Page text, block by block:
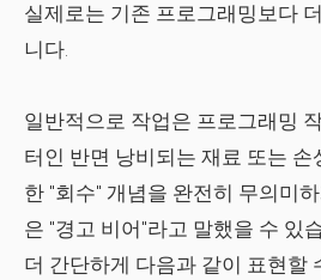
실제로는 기존 프로그래밍보다
니다.
일반적으로 작업은 프로그래밍
터인 반면 낭비되는 재료 또는 손
한 "회수" 개념을 완전히 무의미
은 "경고 비어"라고 말했을 수 있
더 간단하게 다음과 같이 표현할